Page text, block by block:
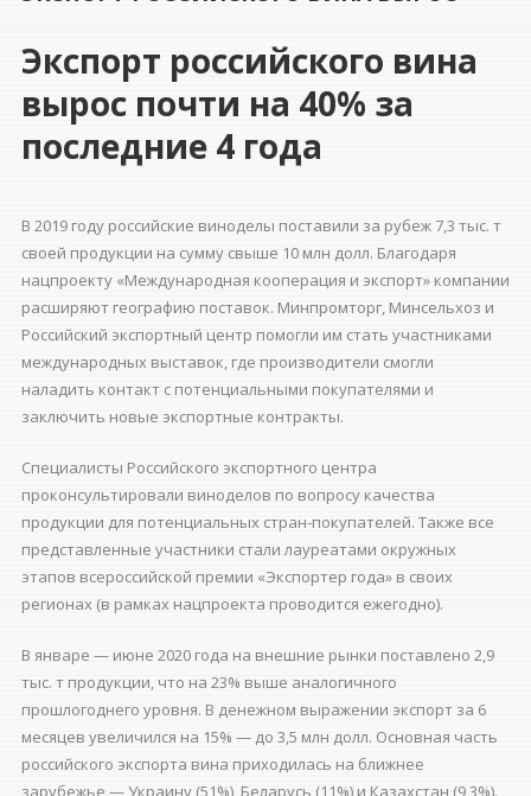
Экспорт российского вина
вырос почти на 40% за
последние 4 года
В 2019 году российские виноделы поставили за рубеж 7,3 тыс. т
своей продукции на сумму свыше 10 млн долл. Благодаря
нацпроекту «Международная кооперация и экспорт» компании
расширяют географию поставок. Минпромторг, Минсельхоз и
Российский экспортный центр помогли им стать участниками
международных выставок, где производители смогли
наладить контакт с потенциальными покупателями и
заключить новые экспортные контракты.
Специалисты Российского экспортного центра
проконсультировали виноделов по вопросу качества
продукции для потенциальных стран-покупателей. Также все
представленные участники стали лауреатами окружных
этапов всероссийской премии «Экспортер года» в своих
регионах (в рамках нацпроекта проводится ежегодно).
В январе — июне 2020 года на внешние рынки поставлено 2,9
тыс. т продукции, что на 23% выше аналогичного
прошлогоднего уровня. В денежном выражении экспорт за 6
месяцев увеличился на 15% — до 3,5 млн долл. Основная часть
российского экспорта вина приходилась на ближнее